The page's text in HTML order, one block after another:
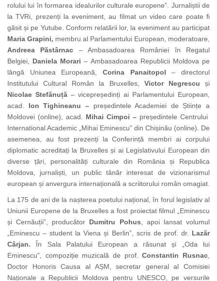
rolului lui în formarea idealurilor culturale europene”. Jurnaliștii de
la TVRi, prezenți la eveniment, au filmat un video care poate fi
găsit și pe Yutube. Conform relatării lor, la eveniment au participat
Maria Grapini, membru al Parlamentului European, moderatoare,
Andreea Păstârnac – Ambasadoarea României în Regatul
Belgiei, Daniela Morari – Ambasadoarea Republicii Moldova pe
lângă Uniunea Europeană, Corina Panaitopol – directorul
Institutului Cultural Român la Bruxelles, Victor Negrescu și
Nicolae Stefănuță – vicepreședinți ai Parlamentului European,
acad. Ion Tighineanu – președintele Academiei de Științe a
Moldovei (online), acad. Mihai Cimpoi – președintele Centrului
International Academic „Mihai Eminescu” din Chișinău (online). De
asemenea, au fost prezenți la Conferință membri ai corpului
diplomatic acreditați la Bruxelles și ai Legislativului European din
diverse țări, personalități culturale din România și Republica
Moldova, jurnaliști, un public tânăr interesat de vizionarismul
european și anvergura internațională a scriitorului român omagiat.
La 175 de ani de la nașterea poetului național,în forul legislativ al
Uniunii Europene de la Bruxelles a fost proiectat filmul „Eminescu
și Cernăuții”, producător Dumitru Pohus , apoi lansat volumul
„Eminescu – student la Viena și Berlin”, scris de prof. dr. Lazăr
Cârjan. În Sala Palatului European a răsunat și „Oda lui
Eminescu”, compoziție muzicală de prof.Constantin Rusnac
Doctor Honoris Causa al AȘM, secretar general al Comisiei
Naționale a Republicii Moldova pentru UNESCO, pe versurile